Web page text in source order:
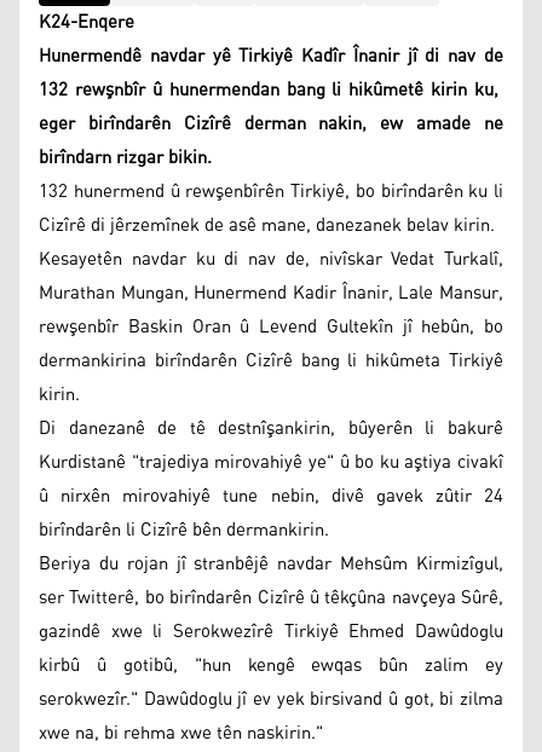
K24-Enqere
Hunermendê navdar yê Tirkiyê Kadîr Înanir jî di nav de
132 rewşnbîr û hunermendan bang li hikûmetê kirin ku,
eger birîndarên Cizîrê derman nakin, ew amade ne
birîndarn rizgar bikin.
132 hunermend û rewşenbîrên Tirkiyê, bo birîndarên ku li
Cizîrê di jêrzemînek de asê mane, danezanek belav kirin.
Kesayetên navdar ku di nav de, nivîskar Vedat Turkalî,
Murathan Mungan, Hunermend Kadir Înanir, Lale Mansur,
rewşenbîr Baskin Oran û Levend Gultekîn jî hebûn, bo
dermankirina birîndarên Cizîrê bang li hikûmeta Tirkiyê
kirin.
Di danezanê de tê destnîşankirin, bûyerên li bakurê
Kurdistanê "trajediya mirovahiyê ye" û bo ku aştiya civakî
û nirxên mirovahiyê tune nebin, divê gavek zûtir 24
birîndarên li Cizîrê bên dermankirin.
Beriya du rojan jî stranbêjê navdar Mehsûm Kirmizîgul,
ser Twitterê, bo birîndarên Cizîrê û têkçûna navçeya Sûrê,
gazindê xwe li Serokwezîrê Tirkiyê Ehmed Dawûdoglu
kirbû û gotibû, "hun kengê ewqas bûn zalim ey
serokwezîr." Dawûdoglu jî ev yek birsivand û got, bi zilma
xwe na, bi rehma xwe tên naskirin."